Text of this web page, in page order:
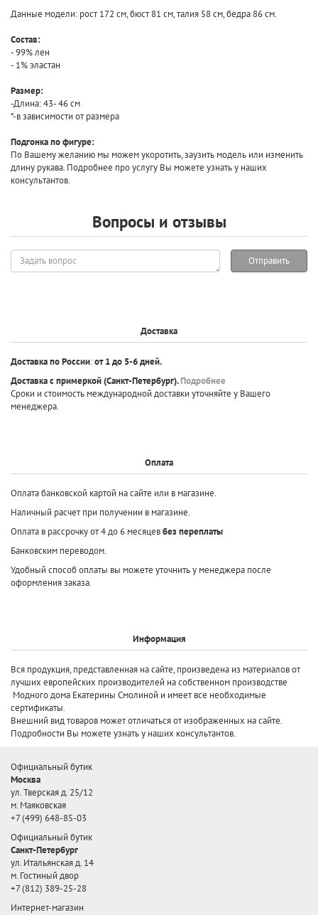
Данные модели: рост 172 см, бюст 81 см, талия 58 см, бедра 86 см.
Состав:
- 99% лен
- 1% эластан
Размер:
-Длина: 43- 46 см
*-в зависимости от размера
Подгонка по фигуре:
По Вашему желанию мы можем укоротить, заузить модель или изменить
длину рукава. Подробнее про услугу Вы можете узнать у наших
консультантов.
Вопросы и отзывы
Задать
вопрос
Отправить
Доставка
Доставка по России:от 1 до 5-6 дней.
Доставка с примеркой(Санкт-Петербург).Подробнее
Сроки и стоимость международной доставки уточняйте у Вашего
менеджера.
Оплата
Оплата банковской картой на сайте или в магазине.
Наличный расчет при получении в магазине.
Оплата в рассрочку от 4 до 6 месяцевбез переплаты
Банковским переводом.
Удобный способ оплаты вы можете уточнить у менеджера после
оформления заказа.
Информация
Вся продукция, представленная на сайте, произведена из материалов от
лучших европейских производителей на собственном производстве
Модного дома Екатерины Смолиной и имеет все необходимые
сертификаты.
Внешний вид товаров может отличаться от изображенных на сайте.
Подробности Вы можете узнать у наших консультантов.
Официальный бутик
Москва
ул. Тверская д. 25/12
м. Маяковская
+7 (499) 648-85-03
Официальный бутик
Санкт-Петербург
ул. Итальянская д. 14
м. Гостиный двор
+7 (812) 389-25-28
Интернет-магазин